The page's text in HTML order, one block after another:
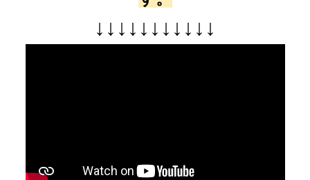
↓ ↓ ↓ ↓ ↓ ↓ ↓ ↓ ↓ ↓ ↓